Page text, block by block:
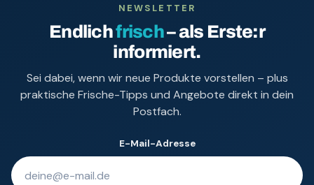
NEWSLETTER
Endlichfrisch– als Erste:r
informiert.
Sei dabei, wenn wir neue Produkte vorstellen – plus
praktische Frische-Tipps und Angebote direkt in dein
Postfach.
E-Mail-Adresse